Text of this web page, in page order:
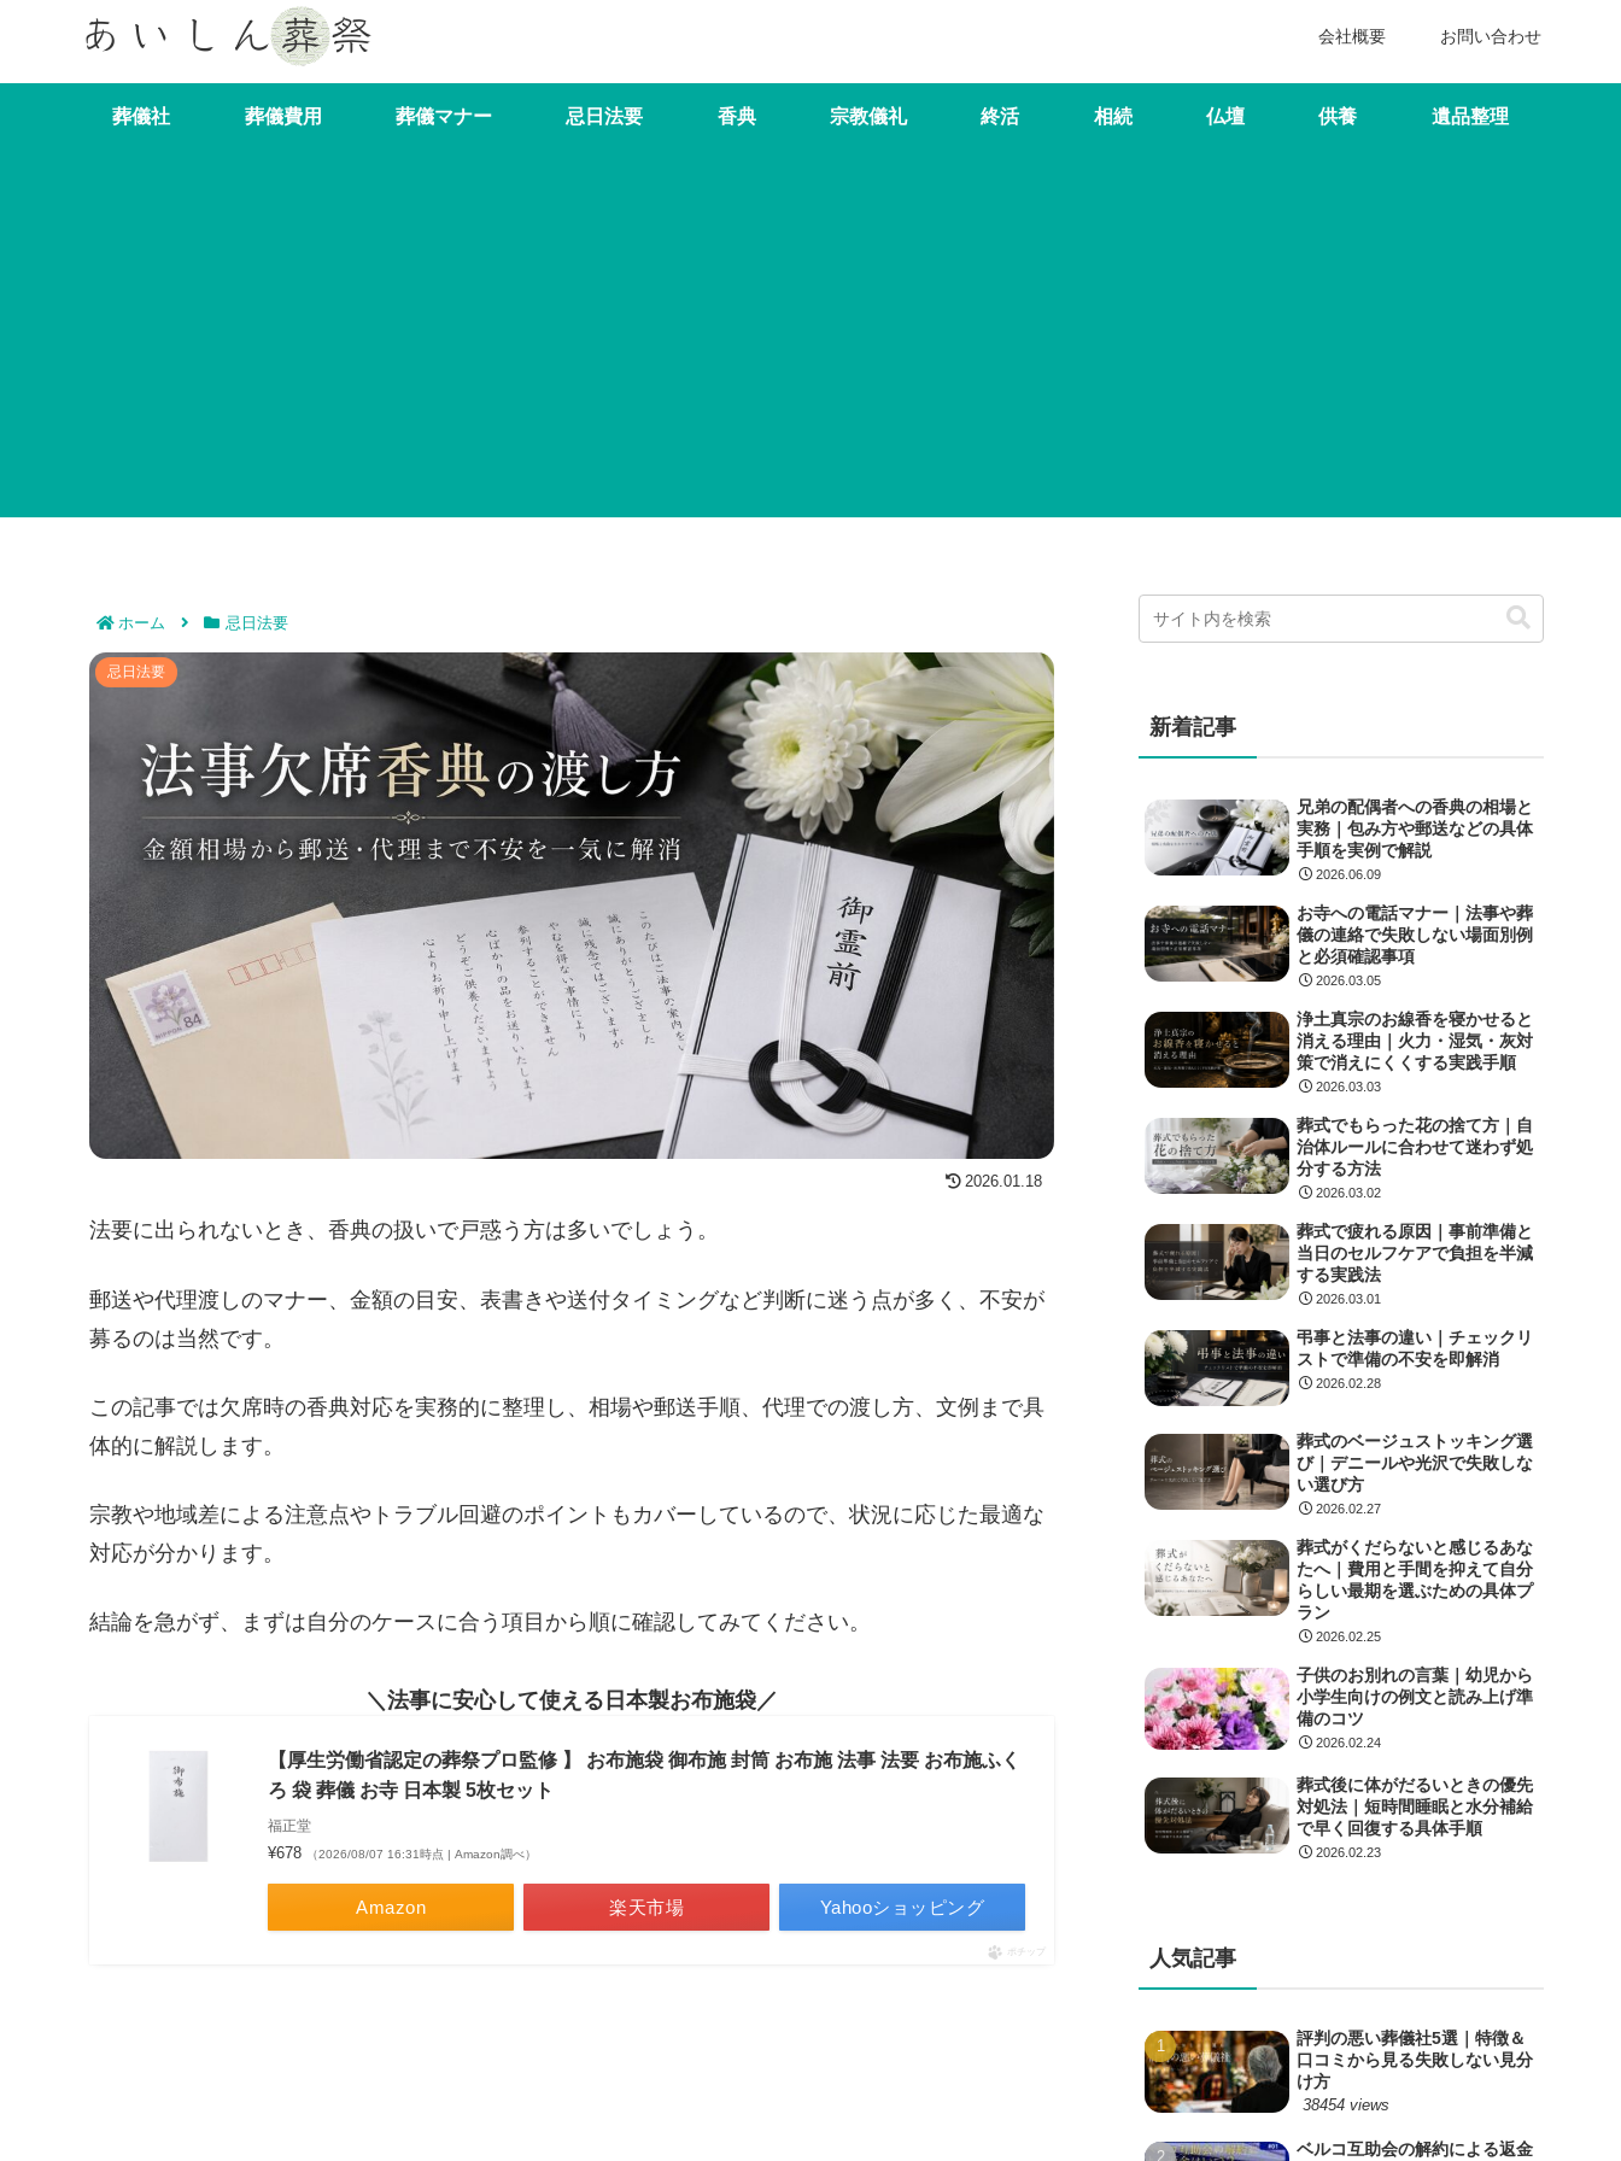
会社概要 お問い合わせ
葬儀社 葬儀費用 葬儀マナー 忌日法要 香典 宗教儀礼 終活 相続 仏壇 供養 遺品整理
ホーム 忌日法要
法事欠席香典の渡し方｜金額相場から郵送・代理まで不安を一気に解消
忌日法要
2026.01.18
法要に出られないとき、香典の扱いで戸惑う方は多いでしょう。
郵送や代理渡しのマナー、金額の目安、表書きや送付タイミングなど判断に迷う点が多く、不安が
募るのは当然です。
この記事では欠席時の香典対応を実務的に整理し、相場や郵送手順、代理での渡し方、文例まで具
体的に解説します。
宗教や地域差による注意点やトラブル回避のポイントもカバーしているので、状況に応じた最適な
対応が分かります。
結論を急がず、まずは自分のケースに合う項目から順に確認してみてください。
法事に安心して使える日本製お布施袋
【厚生労働省認定の葬祭プロ監修 】 お布施袋 御布施 封筒 お布施 法事 法要 お布施ふく
ろ 袋 葬儀 お寺 日本製 5枚セット
福正堂
¥678 （2026/08/07 16:31時点 | Amazon調べ）
Amazon 楽天市場 Yahooショッピング
ポチップ
新着記事
兄弟の配偶者への香典の相場と
実務｜包み方や郵送などの具体
手順を実例で解説
2026.06.09
お寺への電話マナー｜法事や葬
儀の連絡で失敗しない場面別例
と必須確認事項
2026.03.05
浄土真宗のお線香を寝かせると
消える理由｜火力・湿気・灰対
策で消えにくくする実践手順
2026.03.03
葬式でもらった花の捨て方｜自
治体ルールに合わせて迷わず処
分する方法
2026.03.02
葬式で疲れる原因｜事前準備と
当日のセルフケアで負担を半減
する実践法
2026.03.01
弔事と法事の違い｜チェックリ
ストで準備の不安を即解消
2026.02.28
葬式のベージュストッキング選
び｜デニールや光沢で失敗しな
い選び方
2026.02.27
葬式がくだらないと感じるあな
たへ｜費用と手間を抑えて自分
らしい最期を選ぶための具体プ
ラン
2026.02.25
子供のお別れの言葉｜幼児から
小学生向けの例文と読み上げ準
備のコツ
2026.02.24
葬式後に体がだるいときの優先
対処法｜短時間睡眠と水分補給
で早く回復する具体手順
2026.02.23
人気記事
評判の悪い葬儀社5選｜特徴＆
口コミから見る失敗しない見分
け方
38454 views
ベルコ互助会の解約による返金